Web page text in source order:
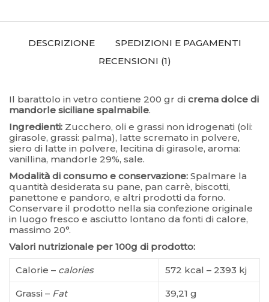
DESCRIZIONE
SPEDIZIONI E PAGAMENTI
RECENSIONI (1)
Il barattolo in vetro contiene 200 gr di crema dolce di
mandorle siciliane spalmabile.
Ingredienti: Zucchero, oli e grassi non idrogenati (oli:
girasole, grassi: palma), latte scremato in polvere,
siero di latte in polvere, lecitina di girasole, aroma:
vanillina, mandorle 29%, sale.
Modalità di consumo e conservazione: Spalmare la
quantità desiderata su pane, pan carrè, biscotti,
panettone e pandoro, e altri prodotti da forno.
Conservare il prodotto nella sia confezione originale
in luogo fresco e asciutto lontano da fonti di calore,
massimo 20°.
Valori nutrizionale per 100g di prodotto:
Calorie – calories 572 kcal – 2393 kj
Grassi – Fat 39,21 g